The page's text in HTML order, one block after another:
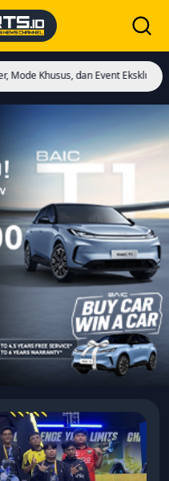
dan Event Eksklusif! Cristiano